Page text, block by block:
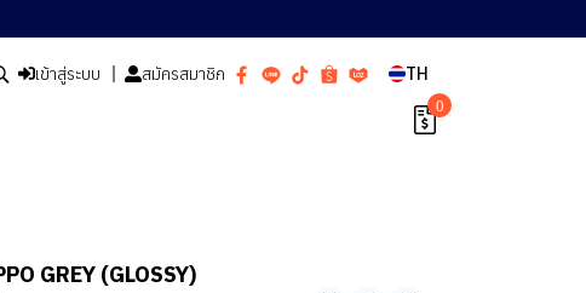
เข้าสู่ระบบ สมัครสมาชิก TH
0
GREY (GLOSSY)